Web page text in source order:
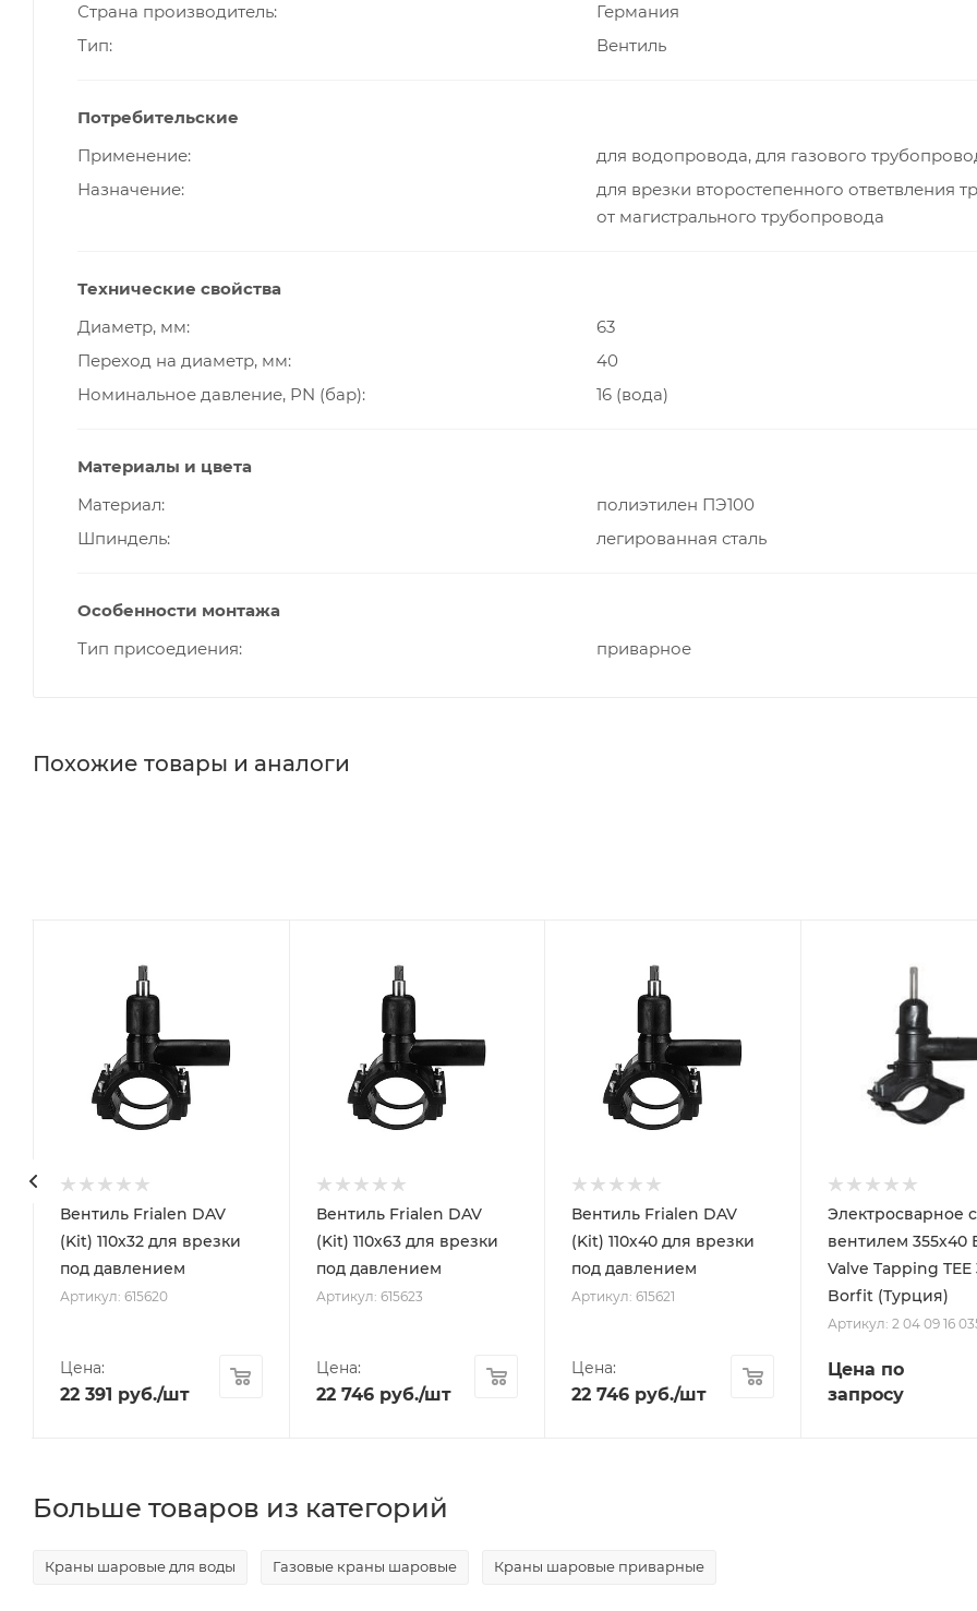
Страна производитель
Германия
Тип
Вентиль
Потребительские
Применение
для водопровода, для газового
Назначение
для врезки второстепенного ответвления
от магистрального трубопровода
Технические свойства
Диаметр, мм
63
Переход на диаметр, мм
40
Номинальное давление, PN (бар)
16 (вода)
Материалы и цвета
Материал
полиэтилен ПЭ100
Шпиндель
легированная сталь
Особенности монтажа
Тип присоедиения
приварное
Похожие товары и аналоги
Вентиль Frialen DAV
(Kit) 110х32 для врезки
под давлением
Артикул: 615620
Цена:
22 391 руб./шт
Вентиль Frialen DAV
(Kit) 110х63 для врезки
под давлением
Артикул: 615623
Цена:
22 746руб./шт
Вентиль Frialen DAV
(Kit) 110х40 для врезки
под давлением
Артикул: 615621
Цена:
22 746 руб./шт
Электросварное
вентилем 355х40
Valve Tapping TEE
Borfit (Турция)
Артикул: 2 04 09 16
Цена по
запросу
Больше товаров из категорий
Краны шаровые для воды Газовые краны шаровые Краны шаровые приварные